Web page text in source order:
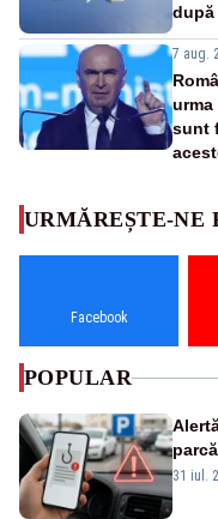
după
7 aug.
urma
sunt
URMĂREȘTE-NE
Facebook
POPULAR
noi
31 iul.